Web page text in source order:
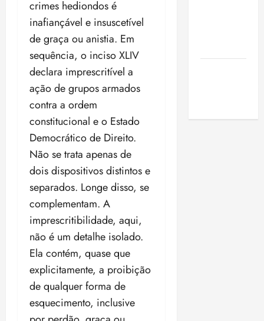
crimes hediondos é
inafiançável e insuscetível
de graça ou anistia. Em
sequência, o inciso XLIV
declara imprescritível a
ação de grupos armados
contra a ordem
constitucional e o Estado
Democrático de Direito.
Não se trata apenas de
dois dispositivos distintos e
separados. Longe disso, se
complementam. A
imprescritibilidade, aqui,
não é um detalhe isolado.
Ela contém, quase que
explicitamente, a proibição
de qualquer forma de
esquecimento, inclusive